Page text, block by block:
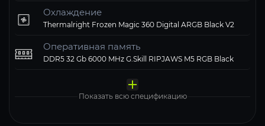
Охлаждение
Thermalright Frozen Magic 360 Digital ARGB Black V2
Оперативная память
DDR5 32 Gb 6000 MHz G.Skill RIPJAWS M5 RGB Black
Материнская плата
ADATA XPG 1000 Gb LEGEND 900 PRO
1STPLAYER 750W NGDP Gold
Thermalright M10 FAN4-C TG ARGB Black
Windows 11 Pro, Free Trial
Показать всю спецификацию